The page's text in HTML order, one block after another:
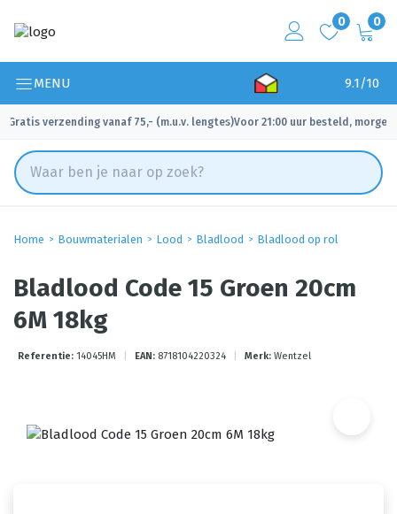
0 0
MENU 9.1/10
Gratis verzending vanaf 75,- (m.u.v. lengtes)
✓ Voor 21:00 uur besteld, morgen
Home Bouwmaterialen Lood Bladlood Bladlood op rol
Bladlood Code 15 Groen 20cm
6M 18kg
Referentie: 14045HM EAN: 8718104220324 Merk: Wentzel